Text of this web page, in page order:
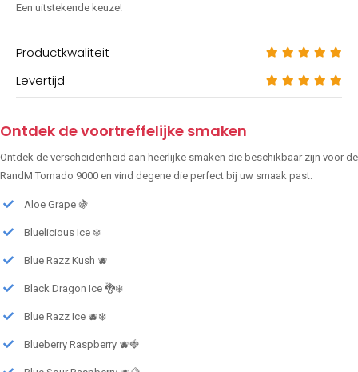
Een uitstekende keuze!
Productkwaliteit
Levertijd
Ontdek de voortreffelijke smaken
Ontdek de verscheidenheid aan heerlijke smaken die beschikbaar zijn voor de
RandM Tornado 9000 en vind degene die perfect bij uw smaak past:
Aloe Grape 🍇
Bluelicious Ice ❄️
Blue Razz Kush 🫐
Black Dragon Ice 🐉❄️
Blue Razz Ice 🫐❄️
Blueberry Raspberry 🫐🍓